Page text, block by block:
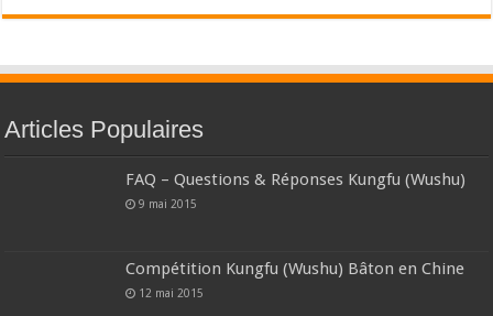
Articles Populaires
FAQ – Questions & Réponses Kungfu (Wushu)
9 mai 2015
Compétition Kungfu (Wushu) Bâton en Chine
12 mai 2015